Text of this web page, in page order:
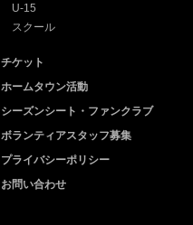
U-15
スクール
チケット
ホームタウン活動
シーズンシート・ファンクラブ
ボランティアスタッフ募集
プライバシーポリシー
お問い合わせ